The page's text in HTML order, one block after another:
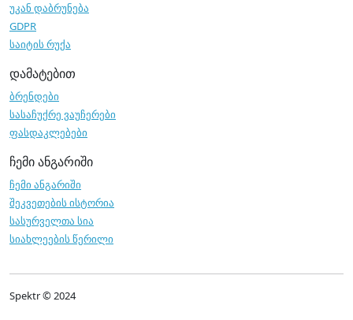
უკან დაბრუნება
GDPR
საიტის რუქა
დამატებით
ბრენდები
სასაჩუქრე ვაუჩერები
ფასდაკლებები
ჩემი ანგარიში
ჩემი ანგარიში
შეკვეთების ისტორია
სასურველთა სია
სიახლეების წერილი
Spektr © 2024